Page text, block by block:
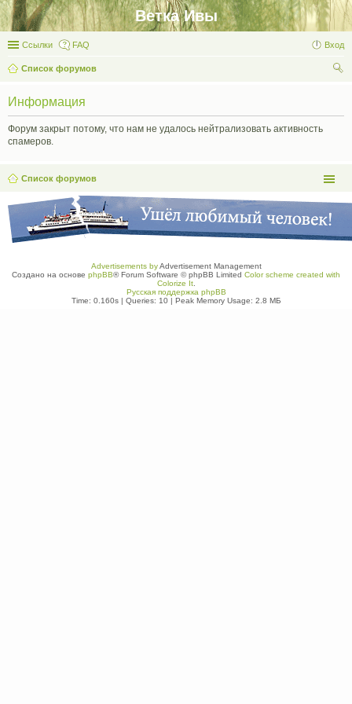
Ветка Ивы
Ссылки FAQ Вход
Список форумов
Информация
Форум закрыт потому, что нам не удалось нейтрализовать активность
спамеров.
Список форумов
Advertisements byAdvertisement Management
Создано на основе phpBB® Forum Software © phpBB Limited Color scheme created with
Colorize It.
Русская поддержка phpBB
Time: 0.160s| Queries: 10| Peak Memory Usage: 2.8 МБ